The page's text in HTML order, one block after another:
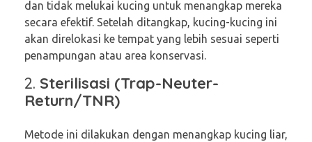
dan tidak melukai kucing untuk menangkap mereka
secara efektif. Setelah ditangkap, kucing-kucing ini
akan direlokasi ke tempat yang lebih sesuai seperti
penampungan atau area konservasi.
2. Sterilisasi (Trap-Neuter-
Return/TNR)
Metode ini dilakukan dengan menangkap kucing liar,